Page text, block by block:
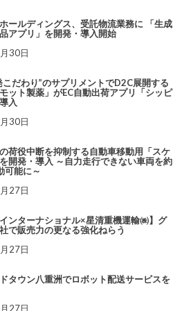
ールディングス、受託物流業務に 「生成
アプリ」を開発・導入開始
30日
こだわり”のサプリメントでD2C展開する
モット製薬」がEC自動出荷アプリ「シッピ
入
30日
荷役中断を抑制する自動車移動用「スケ
開発・導入 ～自力走行できない車両を約
可能に～
27日
インターナショナル×星清重機運輸㈱】グ
で販売力の更なる強化ねらう
27日
タウン八重洲でロボット配送サービスを
27日